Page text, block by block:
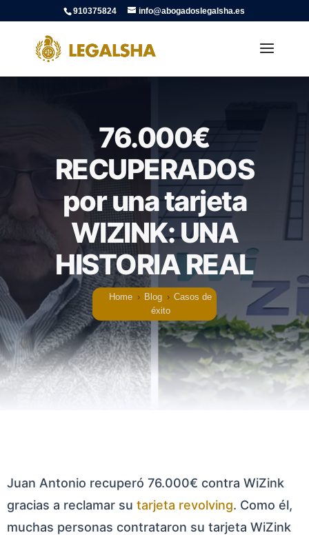
910375824 info@abogadoslegalsha.es
76.000€
RECUPERADOS
por una tarjeta
WIZINK: UNA
HISTORIA REAL
Home › Blog › Casos de
éxito
Juan Antonio recuperó 76.000€ contra WiZink
gracias a reclamar su tarjeta revolving. Como él,
muchas personas contrataron su tarjeta WiZink